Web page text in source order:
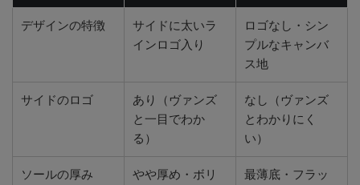
デザインの特徴
サイドに太いラ
インロゴ入り
ロゴなし・シン
プルなキャンバ
ス地
サイドのロゴ
あり（ヴァンズ
と一目でわか
る）
なし（ヴァンズ
とわかりにく
い）
ソールの厚み
やや厚め・ボリ
最薄底・フラッ